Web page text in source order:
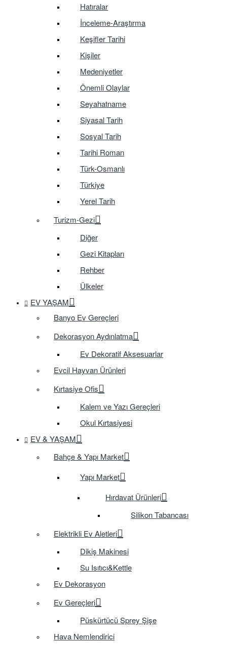
Hatıralar
İnceleme-Araştırma
Keşifler Tarihi
Kişiler
Medeniyetler
Önemli Olaylar
Seyahatname
Siyasal Tarih
Sosyal Tarih
Tarihi Roman
Türk-Osmanlı
Türkiye
Yerel Tarih
Turizm-Gezi
Diğer
Gezi Kitapları
Rehber
Ülkeler
EV YAŞAM
Banyo Ev Gereçleri
Dekorasyon Aydınlatma
Ev Dekoratif Aksesuarlar
Evcil Hayvan Ürünleri
Kırtasiye Ofis
Kalem ve Yazı Gereçleri
Okul Kırtasiyesi
EV & YAŞAM
Bahçe & Yapı Market
Yapı Market
Hırdavat Ürünleri
Silikon Tabancası
Elektrikli Ev Aletleri
Dikiş Makinesi
Su Isıtıcı&Kettle
Ev Dekorasyon
Ev Gereçleri
Püskürtücü Sprey Şişe
Hava Nemlendirici